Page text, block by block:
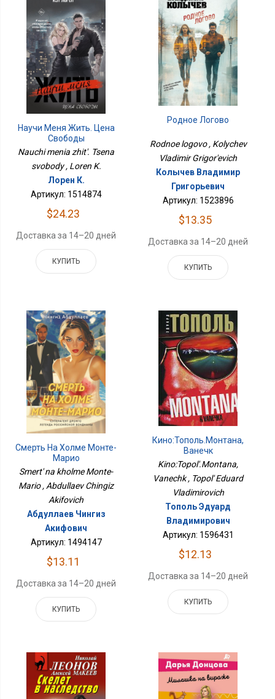
Научи Меня Жить. Цена
Свободы
Nauchi menia zhit'. Tsena
svobody , Loren K.
Лорен К.
Артикул: 1514874
$24.23
Доставка за 14–20 дней
КУПИТЬ
Родное Логово
Rodnoe logovo , Kolychev
Vladimir Grigor'evich
Колычев Владимир
Григорьевич
Артикул: 1523896
$13.35
Доставка за 14–20 дней
КУПИТЬ
Смерть На Холме Монте-
Марио
Smert' na kholme Monte-
Mario , Abdullaev Chingiz
Akifovich
Абдуллаев Чингиз
Акифович
Артикул: 1494147
$13.11
Доставка за 14–20 дней
КУПИТЬ
Кино:Тополь.Монтана,
Ванечк
Kino:Topol'.Montana,
Vanechk , Topol' Eduard
Vladimirovich
Тополь Эдуард
Владимирович
Артикул: 1596431
$12.13
Доставка за 14–20 дней
КУПИТЬ